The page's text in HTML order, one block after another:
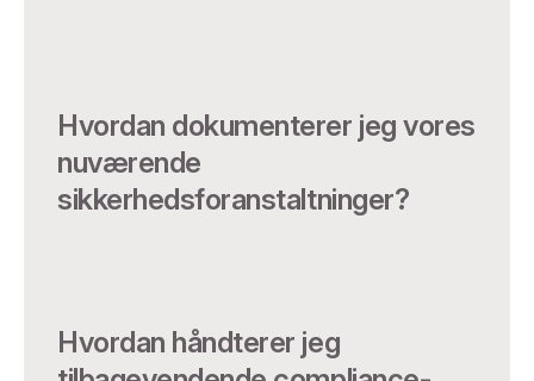
Hvordan dokumenterer jeg vores
nuværende
sikkerhedsforanstaltninger?
Hvordan håndterer jeg